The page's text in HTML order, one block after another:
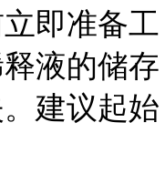
即准备工
液的储存
建议起始